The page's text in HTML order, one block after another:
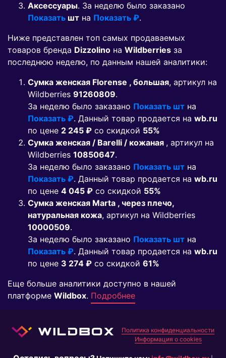
Аксессуары. За неделю было заказано
Показать шт на Показать ₽.
Ниже представлен топ самых продаваемых
товаров бренда Dizzolino на Wildberries за
последнюю неделю, по данным нашей аналитики:
Сумка женская Florense , большая, артикул на
Wildberries 91260809.
За неделю было заказано Показать шт на
Показать ₽. Данный товар продается на wb.ru
по цене 2 245 ₽ co скидкой 55%
Сумка женская / Barelli / кожаная , артикул на
Wildberries 10850647.
За неделю было заказано Показать шт на
Показать ₽. Данный товар продается на wb.ru
по цене 4 045 ₽ co скидкой 55%
Сумка женская Marta , через плечо,
натуральная кожа, артикул на Wildberries
10000509.
За неделю было заказано Показать шт на
Показать ₽. Данный товар продается на wb.ru
по цене 3 274 ₽ co скидкой 61%
Еще больше аналитики доступно в нашей
платформе Wildbox. Подробнее
Политика конфиденциальности
Информация о cookies